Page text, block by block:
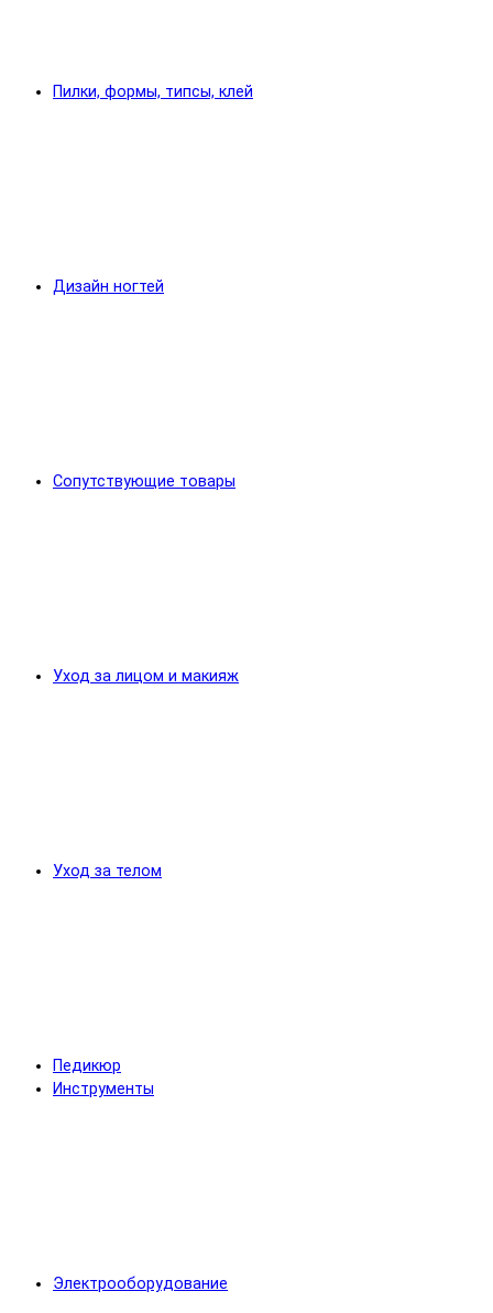
Пилки, формы, типсы, клей
Дизайн ногтей
Сопутствующие товары
Уход за лицом и макияж
Уход за телом
Педикюр
Инструменты
Электрооборудование